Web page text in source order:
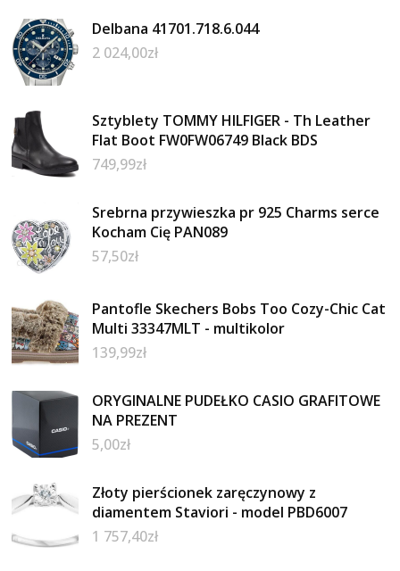
Delbana 41701.718.6.044
2 024,00zł
Sztyblety TOMMY HILFIGER - Th Leather
Flat Boot FW0FW06749 Black BDS
749,99zł
Srebrna przywieszka pr 925 Charms serce
Kocham Cię PAN089
57,50zł
Pantofle Skechers Bobs Too Cozy-Chic Cat
Multi 33347MLT - multikolor
139,99zł
ORYGINALNE PUDEŁKO CASIO GRAFITOWE
NA PREZENT
5,00zł
Złoty pierścionek zaręczynowy z
diamentem Staviori - model PBD6007
1 757,40zł